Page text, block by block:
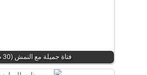
فتاة جميلة مع النمش (30 صور)